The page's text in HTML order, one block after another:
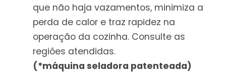
que não haja vazamentos, minimiza a
perda de calor e traz rapidez na
operação da cozinha. Consulte as
regiões atendidas.
(*máquina seladora patenteada)